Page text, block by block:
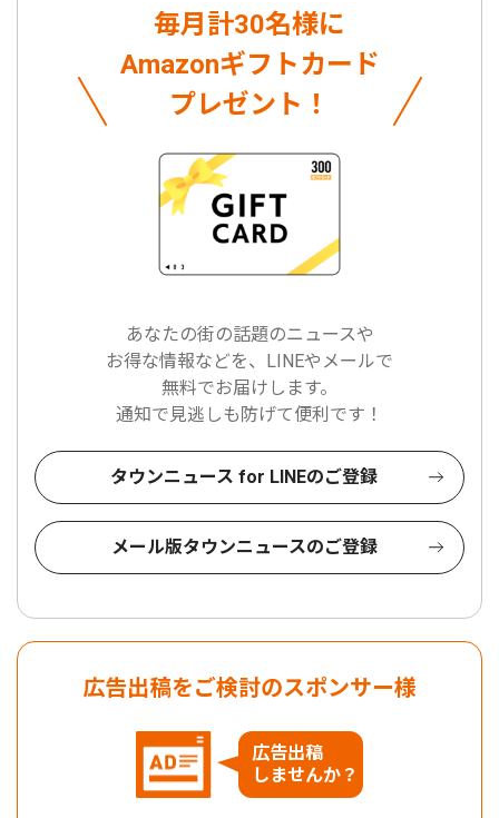
毎月計30名様に
Amazonギフトカード
プレゼント！
あなたの街の話題のニュースや
お得な情報などを、LINEやメールで
無料でお届けします。
通知で見逃しも防げて便利です！
タウンニュース for LINEのご登録
メール版タウンニュースのご登録
広告出稿をご検討のスポンサー様
広告出稿
しませんか？